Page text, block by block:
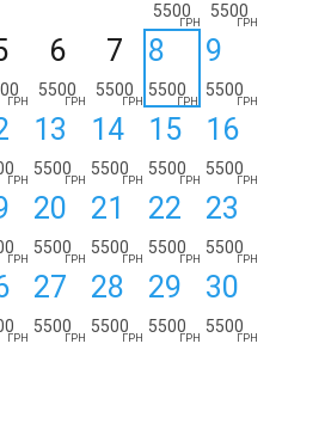
5500
ГРН
5500
ГРН
ГРН
6
5500
ГРН
7
5500
ГРН
8
5500
ГРН
9
5500
ГРН
ГРН
13
5500
ГРН
14
5500
ГРН
15
5500
ГРН
16
5500
ГРН
ГРН
20
5500
ГРН
21
5500
ГРН
22
5500
ГРН
23
5500
ГРН
ГРН
27
5500
ГРН
28
5500
ГРН
29
5500
ГРН
30
5500
ГРН